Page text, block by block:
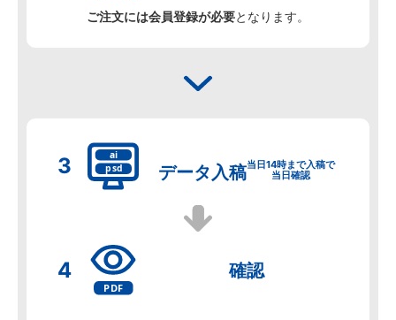
ご注文には会員登録が必要となります。
データ入稿当日14時まで入稿で
当日確認
確認